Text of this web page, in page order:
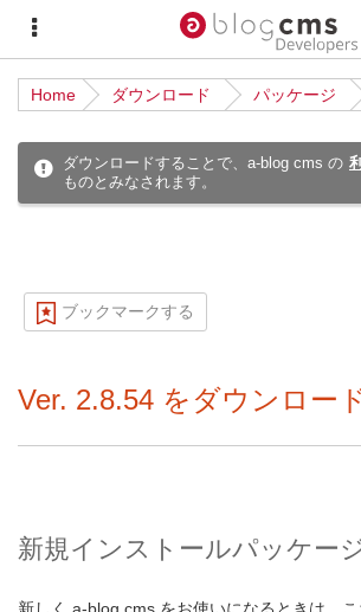
サ
イ
ド
メ
ニ
Home ダウンロード パッケージ
ダウンロードすることで、a-blog cms の
ものとみなされます。
ブックマークする
Ver. 2.8.54 をダウンロー
新規インストールパッケー
新しく a-blog cms をお使いになるときは、